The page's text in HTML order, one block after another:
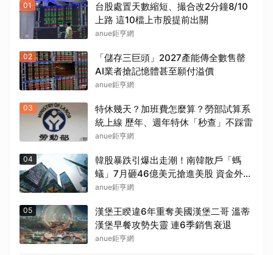
01
台股處置天數縮短、撮合改2分鐘8/10
上路 這10檔上市股提前出關
anue鉅亨網
02
「儲存三巨頭」2027產能傳全數售罄
AI業者搶記憶體甚至願付溢價
anue鉅亨網
03
特休幾天？加班費怎麼算？勞部試算系
統上線 歷年、週年特休「秒查」不踩雷
anue鉅亨網
04
韓股暴跌引爆出走潮！南韓散戶「螞
蟻」7月砸46億美元搶進美股 資金外流
考驗韓元
anue鉅亨網
05
漢堡王睽違6年重奪美國漢堡二哥 溫蒂
漢堡早餐攻勢失靈 連6季銷售衰退
anue鉅亨網
取消